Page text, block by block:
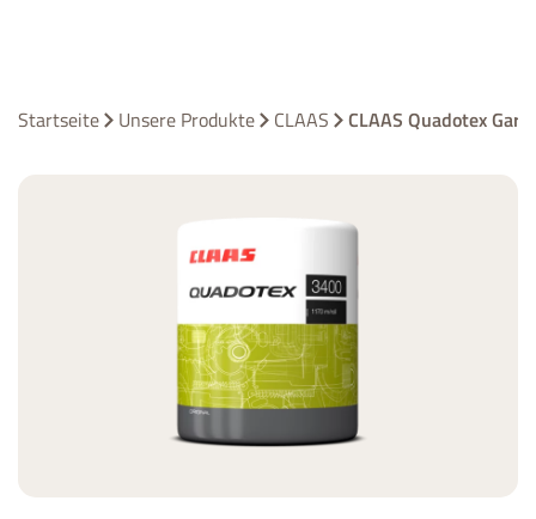
Startseite Unsere Produkte CLAAS CLAAS Quadotex Garn